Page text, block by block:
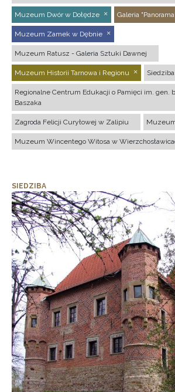
Muzeum Dwór w Dołędze Galeria
Muzeum Zamek w Dębnie
Muzeum Ratusz - Galeria Sztuki Dawnej
Muzeum Historii Tarnowa i Regionu Siedziba
Regionalne Centrum Edukacji o Pamięci im. gen.
Baszaka
Zagroda Felicji Curyłowej w Zalipiu
Muzeum Wincentego Witosa w
SIEDZIBA